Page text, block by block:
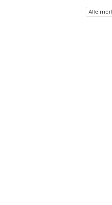
Alle